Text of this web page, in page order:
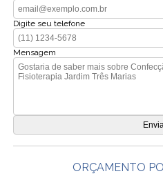
Digite seu telefone
Mensagem
ORÇAMENTO